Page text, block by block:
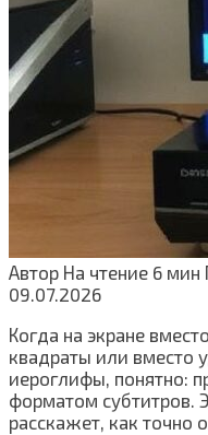
Автор На чтение 6 мин
09.07.2026
Когда на экране
квадраты или вместо
иероглифы, понятно:
форматом субтитров.
расскажет, как точно